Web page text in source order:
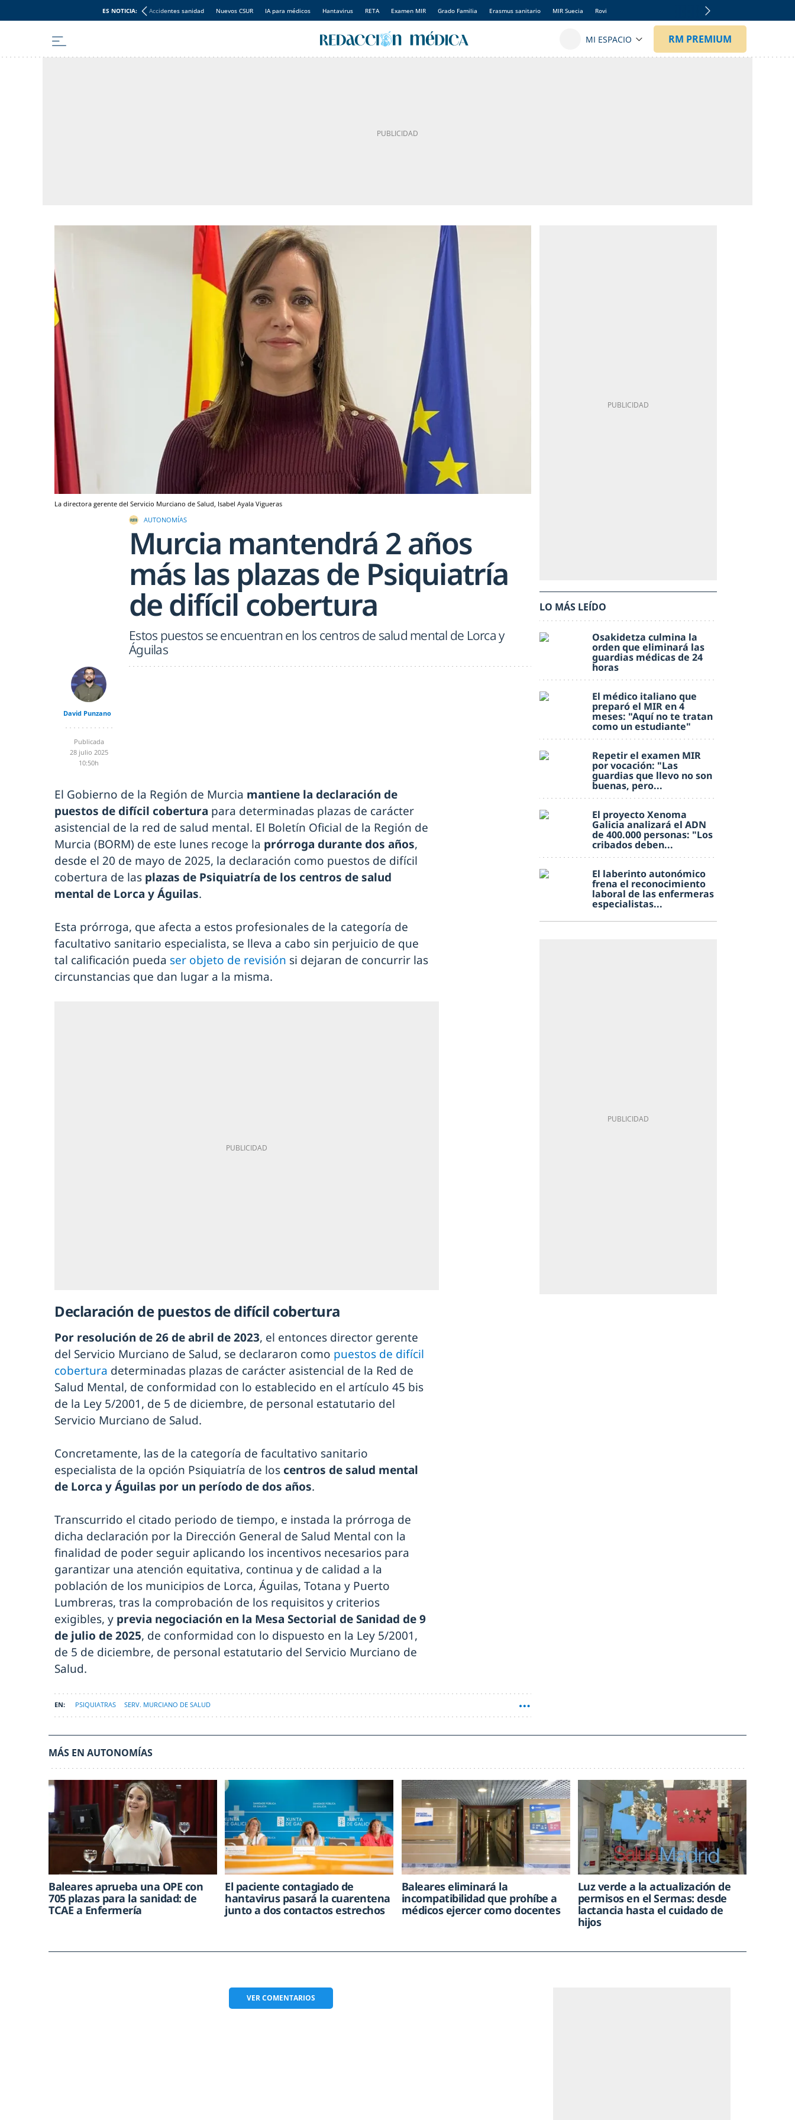
ES NOTICIA: Accidentes sanidad Nuevos CSUR IA para médicos Hantavirus RETA Examen MIR Grado Familia Erasmus sanitario MIR Suecia Rovi
La directora gerente del Servicio Murciano de Salud, Isabel Ayala Vigueras
AUTONOMÍAS
Murcia mantendrá 2 años
más las plazas de Psiquiatría
de difícil cobertura
Estos puestos se encuentran en los centros de salud mental de Lorca y
Águilas
David Punzano
Publicada
28 julio 2025
10:50h
El Gobierno de la Región de Murcia mantiene la declaración de
puestos de difícil cobertura para determinadas plazas de carácter
asistencial de la red de salud mental. El Boletín Oficial de la Región de
Murcia (BORM) de este lunes recoge la prórroga durante dos años,
desde el 20 de mayo de 2025, la declaración como puestos de difícil
cobertura de las plazas de Psiquiatría de los centros de salud
mental de Lorca y Águilas.
Esta prórroga, que afecta a estos profesionales de la categoría de
facultativo sanitario especialista, se lleva a cabo sin perjuicio de que
tal calificación pueda ser objeto de revisión si dejaran de concurrir las
circunstancias que dan lugar a la misma.
Declaración de puestos de difícil cobertura
Por resolución de 26 de abril de 2023, el entonces director gerente
del Servicio Murciano de Salud, se declararon como puestos de difícil
cobertura determinadas plazas de carácter asistencial de la Red de
Salud Mental, de conformidad con lo establecido en el artículo 45 bis
de la Ley 5/2001, de 5 de diciembre, de personal estatutario del
Servicio Murciano de Salud.
Concretamente, las de la categoría de facultativo sanitario
especialista de la opción Psiquiatría de los centros de salud mental
de Lorca y Águilas por un período de dos años.
Transcurrido el citado periodo de tiempo, e instada la prórroga de
dicha declaración por la Dirección General de Salud Mental con la
finalidad de poder seguir aplicando los incentivos necesarios para
garantizar una atención equitativa, continua y de calidad a la
población de los municipios de Lorca, Águilas, Totana y Puerto
Lumbreras, tras la comprobación de los requisitos y criterios
exigibles, y previa negociación en la Mesa Sectorial de Sanidad de 9
de julio de 2025, de conformidad con lo dispuesto en la Ley 5/2001,
de 5 de diciembre, de personal estatutario del Servicio Murciano de
Salud.
PSIQUIATRAS SERV. MURCIANO DE SALUD
LO MÁS LEÍDO
Osakidetza culmina la
orden que eliminará las
guardias médicas de 24
horas
El médico italiano que
preparó el MIR en 4
meses: "Aquí no te tratan
como un estudiante"
Repetir el examen MIR
por vocación: "Las
guardias que llevo no son
buenas, pero...
El proyecto Xenoma
Galicia analizará el ADN
de 400.000 personas: "Los
cribados deben...
El laberinto autonómico
frena el reconocimiento
laboral de las enfermeras
especialistas...
MÁS EN AUTONOMÍAS
Baleares aprueba una OPE con
705 plazas para la sanidad: de
TCAE a Enfermería
El paciente contagiado de
hantavirus pasará la cuarentena
junto a dos contactos estrechos
Baleares eliminará la
incompatibilidad que prohíbe a
médicos ejercer como docentes
Luz verde a la actualización de
permisos en el Sermas: desde
lactancia hasta el cuidado de
hijos
VERCOMENTARIOS